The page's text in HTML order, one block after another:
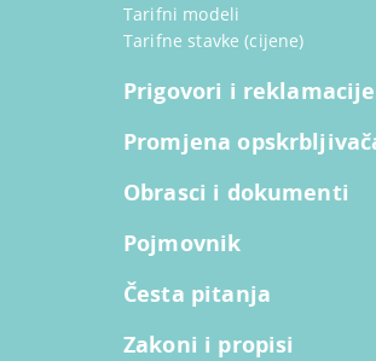
Tarifni modeli
Tarifne stavke (cijene)
Prigovori i reklamacije
Promjena
Obrasci i dokumenti
Pojmovnik
Česta pitanja
Zakoni i propisi